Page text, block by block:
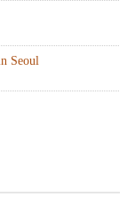
Seoul